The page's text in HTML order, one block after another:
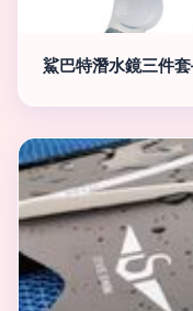
鯊巴特潛水鏡三件